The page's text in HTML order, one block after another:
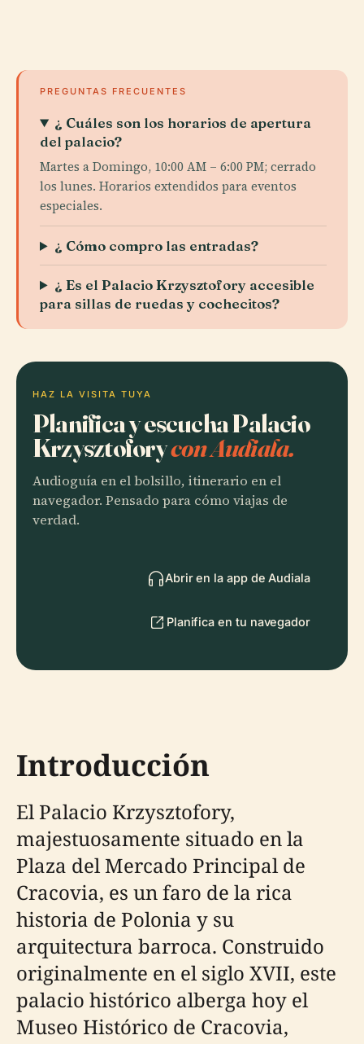
PREGUNTAS FRECUENTES
¿ Cuáles son los horarios de apertura
del palacio?
Martes a Domingo, 10:00 AM – 6:00 PM; cerrado
los lunes. Horarios extendidos para eventos
especiales.
¿ Cómo compro las entradas?
¿ Es el Palacio Krzysztofory accesible
para sillas de ruedas y cochecitos?
HAZ LA VISITA TUYA
Planifica y escucha Palacio
Krzysztoforycon Audiala.
Audioguía en el bolsillo, itinerario en el
navegador. Pensado para cómo viajas de
verdad.
Abrir en la app de Audiala
Planifica en tu navegador
Introducción
El Palacio Krzysztofory,
majestuosamente situado en la
Plaza del Mercado Principal de
Cracovia, es un faro de la rica
historia de Polonia y su
arquitectura barroca. Construido
originalmente en el siglo XVII, este
palacio histórico alberga hoy el
Museo Histórico de Cracovia,